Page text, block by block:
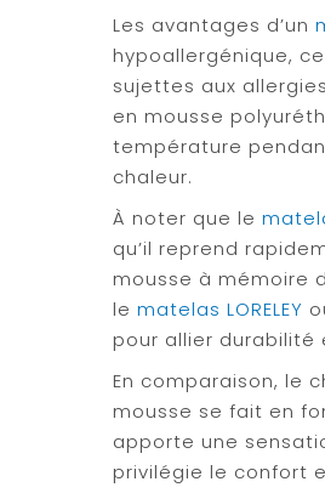
Les avantages d’un
hypoallergénique,
sujettes aux
en mousse
température
chaleur.
À noter que le
qu’il reprend
mousse à mémoire
lematelas LORELEY
pour allier durabilité
En comparaison, le
mousse se fait en
apporte une
privilégie le confort